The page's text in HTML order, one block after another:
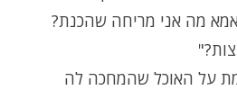
מה אני מריחה שהכנת?
על האוכל שהמחכה לה